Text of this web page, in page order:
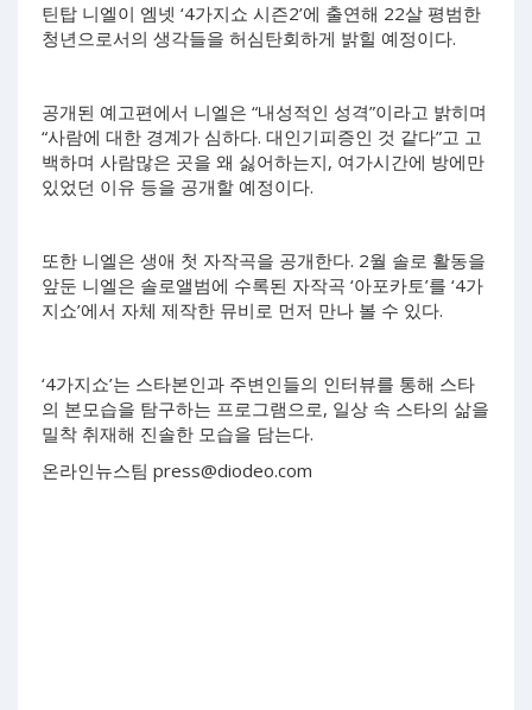
틴탑 니엘이 엠넷 ‘4가지쇼 시즌2’에 출연해 22살 평범한
청년으로서의 생각들을 허심탄회하게 밝힐 예정이다.
공개된 예고편에서 니엘은 “내성적인 성격”이라고 밝히며
“사람에 대한 경계가 심하다. 대인기피증인 것 같다”고 고
백하며 사람많은 곳을 왜 싫어하는지, 여가시간에 방에만
있었던 이유 등을 공개할 예정이다.
또한 니엘은 생애 첫 자작곡을 공개한다. 2월 솔로 활동을
앞둔 니엘은 솔로앨범에 수록된 자작곡 ‘아포카토’를 ‘4가
지쇼’에서 자체 제작한 뮤비로 먼저 만나 볼 수 있다.
‘4가지쇼’는 스타본인과 주변인들의 인터뷰를 통해 스타
의 본모습을 탐구하는 프로그램으로, 일상 속 스타의 삶을
밀착 취재해 진솔한 모습을 담는다.
온라인뉴스팀 press@diodeo.com